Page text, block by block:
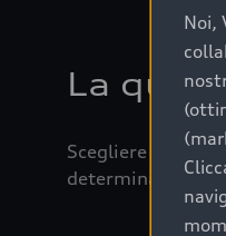
La
Scegliere
determinanti
Noi,